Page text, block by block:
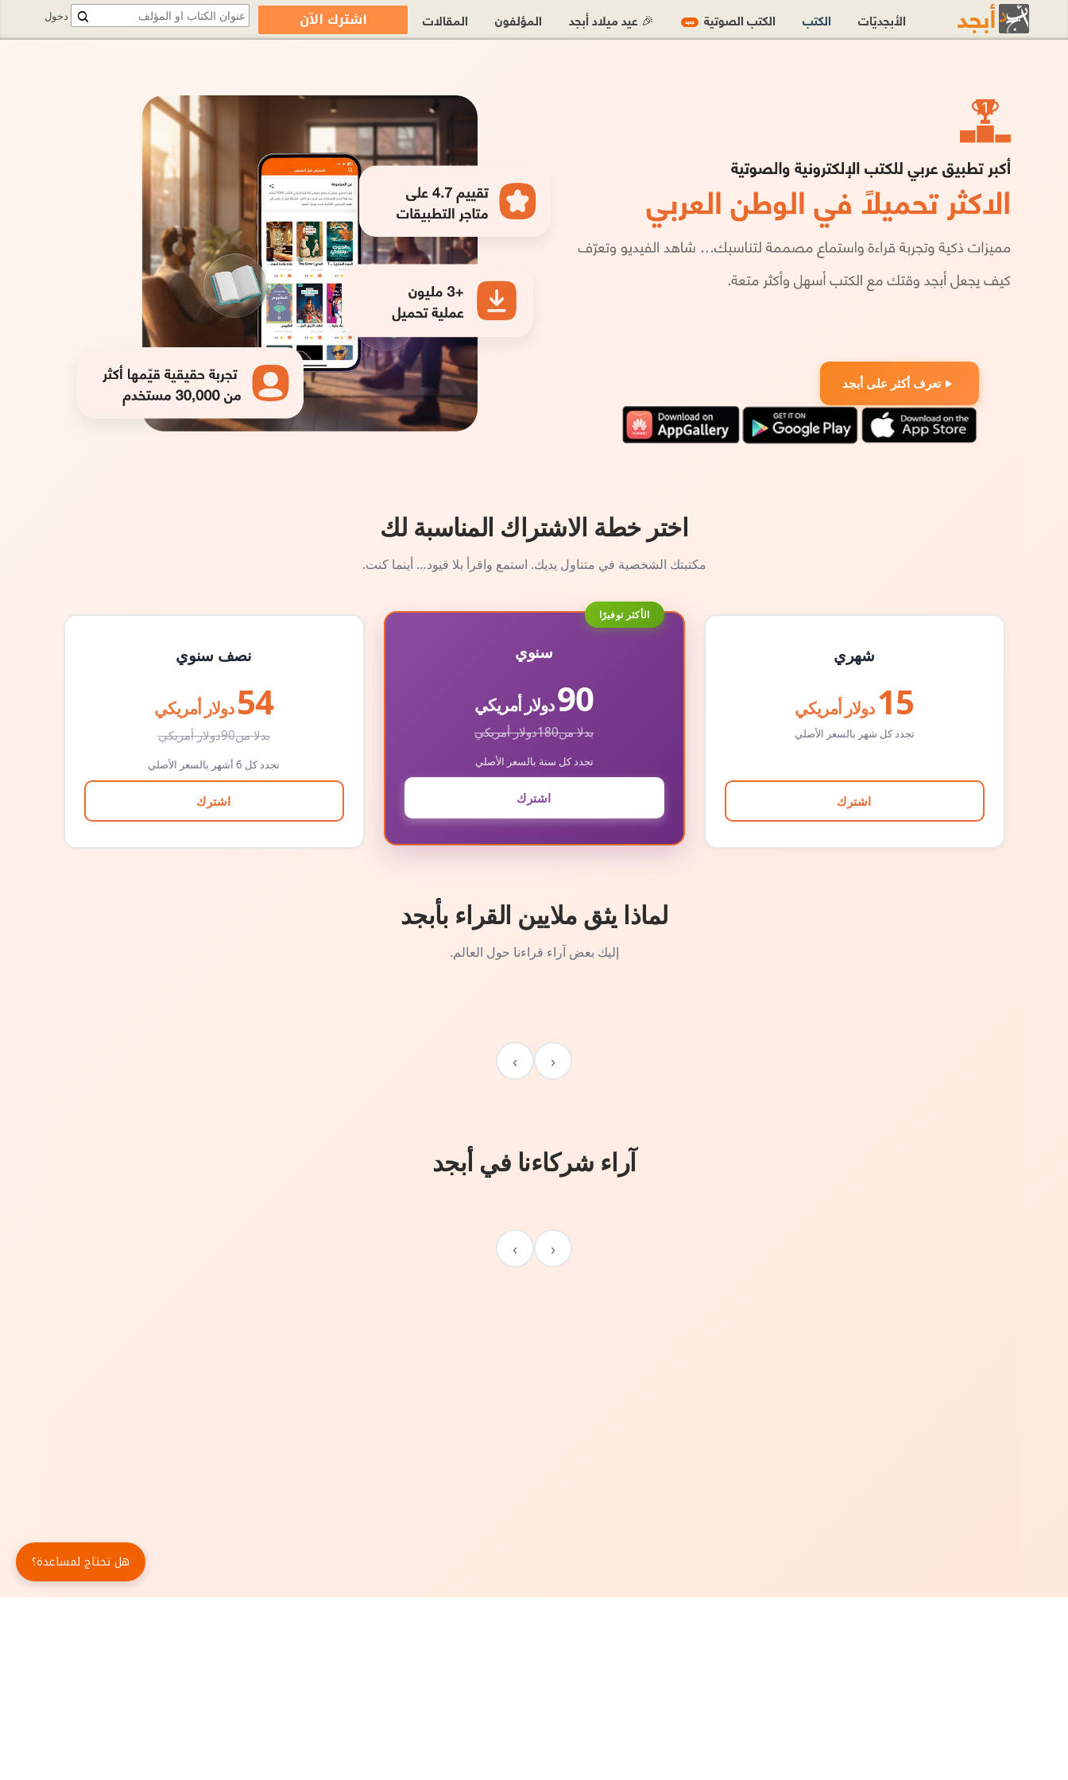
تعرف أكثر على أبجد
اختر خطة الاشتراك المناسبة لك
مكتبتك الشخصية في متناول يديك. استمع واقرأ بلا قيود… أينما كنت.
شهري
15 دولار أمريكي
تجدد كل شهر بالسعر الأصلي
اشترك
الأكثر توفيرًا
سنوي
90دولار أمريكي
بدلا من180دولار أمريكي
تجدد كل سنة بالسعر الأصلي
اشترك
نصف سنوي
54 دولار أمريكي
بدلا من90دولار أمريكي
تجدد كل 6 أشهر بالسعر الأصلي
اشترك
لماذا يثق ملايين القراء بأبجد
إليك بعض آراء قراءنا حول العالم.
‹
›
آراء شركاءنا في أبجد
‹
›
دخول الأبجديّات الكتب الكتب الصوتية جديد 🎉 عيد ميلاد أبجد المؤلفون المقالات اشترك الآن
هل تحتاج لمساعدة؟